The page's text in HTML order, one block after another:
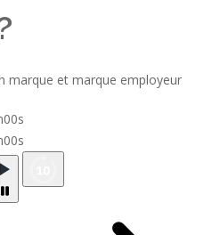
marque et marque employeur